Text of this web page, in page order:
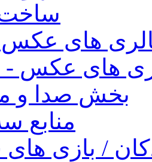
های عکس
های عکس -
بخش صدا و
منابع
/ بازی